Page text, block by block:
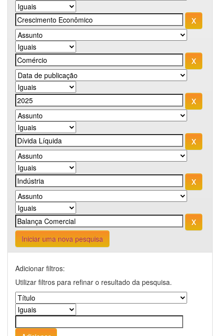
Iniciar uma nova pesquisa
Adicionar filtros:
Utilizar filtros para refinar o resultado da pesquisa.